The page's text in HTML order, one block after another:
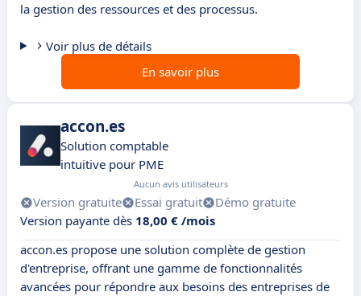
la gestion des ressources et des processus.
Voir plus de détails
En savoir plus
accon.es
Solution comptable
intuitive pour PME
Aucun avis utilisateurs
Version gratuite Essai gratuit
Démo gratuite
Version payante dès 18,00 € /mois
accon.es propose une solution complète de gestion
d'entreprise, offrant une gamme de fonctionnalités
avancées pour répondre aux besoins des entreprises de